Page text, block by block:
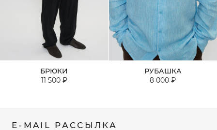
БРЮКИ
11 500 ₽
РУБАШКА
8 000 ₽
E-MAIL РАССЫЛКА